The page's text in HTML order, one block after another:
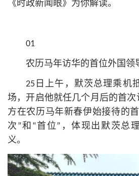
《时政新闻眼》为你解读。
01
农历马年访华的首位外国领
25日上午，默茨总理乘机
场，开启他就任几个月后的首
方在农历马年新春伊始接待的
次”和“首位”，体现出默茨总
义。